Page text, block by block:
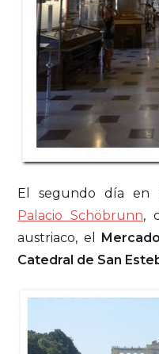
El segundo día en
Palacio Schöbrunn,
austriaco, el
Catedral de San